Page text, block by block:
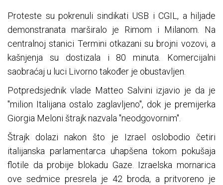
Proteste su pokrenuli sindikati USB i CGIL, a hiljade
demonstranata marširalo je Rimom i Milanom. Na
centralnoj stanici Termini otkazani su brojni vozovi, a
kašnjenja su dostizala i 80 minuta. Komercijalni
saobraćaj u luci Livorno također je obustavljen.
Potpredsjednik vlade Matteo Salvini izjavio je da je
"milion Italijana ostalo zaglavljeno", dok je premijerka
Giorgia Meloni štrajk nazvala "neodgovornim".
Štrajk dolazi nakon što je Izrael oslobodio četiri
italijanska parlamentarca uhapšena tokom pokušaja
flotile da probije blokadu Gaze. Izraelska mornarica
ove sedmice presrela je 42 broda, a pritvoreno je